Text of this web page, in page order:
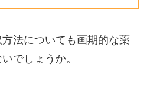
法についても画期的な薬
でしょうか。